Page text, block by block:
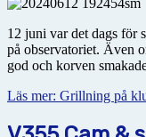
12 juni var det dags för
på observatoriet. Även
god och korven
Läs mer: Grillning på